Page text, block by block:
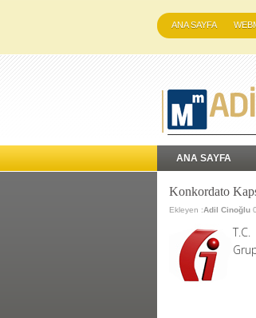
ANA SAYFA
ANA SAYFA
Konkordato
Ekleyen :Adil Cinoğlu